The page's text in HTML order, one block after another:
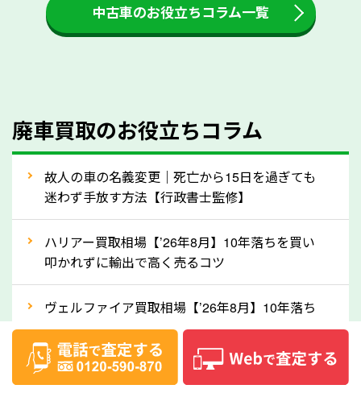
をする際には、自動車税の還付金の返還があるかどう
かを確認するようにしてください。福岡県のソコカラ
人気の車種は廃車の状態でも、高価買取が可能です。
産車は高く買取が可能です。「廃車＝買取できない」
なら廃車の車も適正価格で買取できます。他社で買取
拒否となった車も価格がつく可能性があるので、諦め
ずに福岡県の「ソコカラ」にご相談ください。古い車
でも高価買取が可能なケースは珍しくないため、まず
はWebで簡単にできる無料査定をお試しください。
実際の買取実績を、車のメーカーや状態ごとに「買取
実績」で確認できます。
中古車のお役立ちコラム一覧
廃車買取のお役立ちコラム
故人の車の名義変更｜死亡から15日を過ぎても
迷わず手放す方法【行政書士監修】
ハリアー買取相場【’26年8月】10年落ちを買い
叩かれずに輸出で高く売るコツ
ヴェルファイア買取相場【’26年8月】10年落ち
でも「輸出」で高く売るコツ
デリカD:5買取相場【’26年8月】10年落ちを